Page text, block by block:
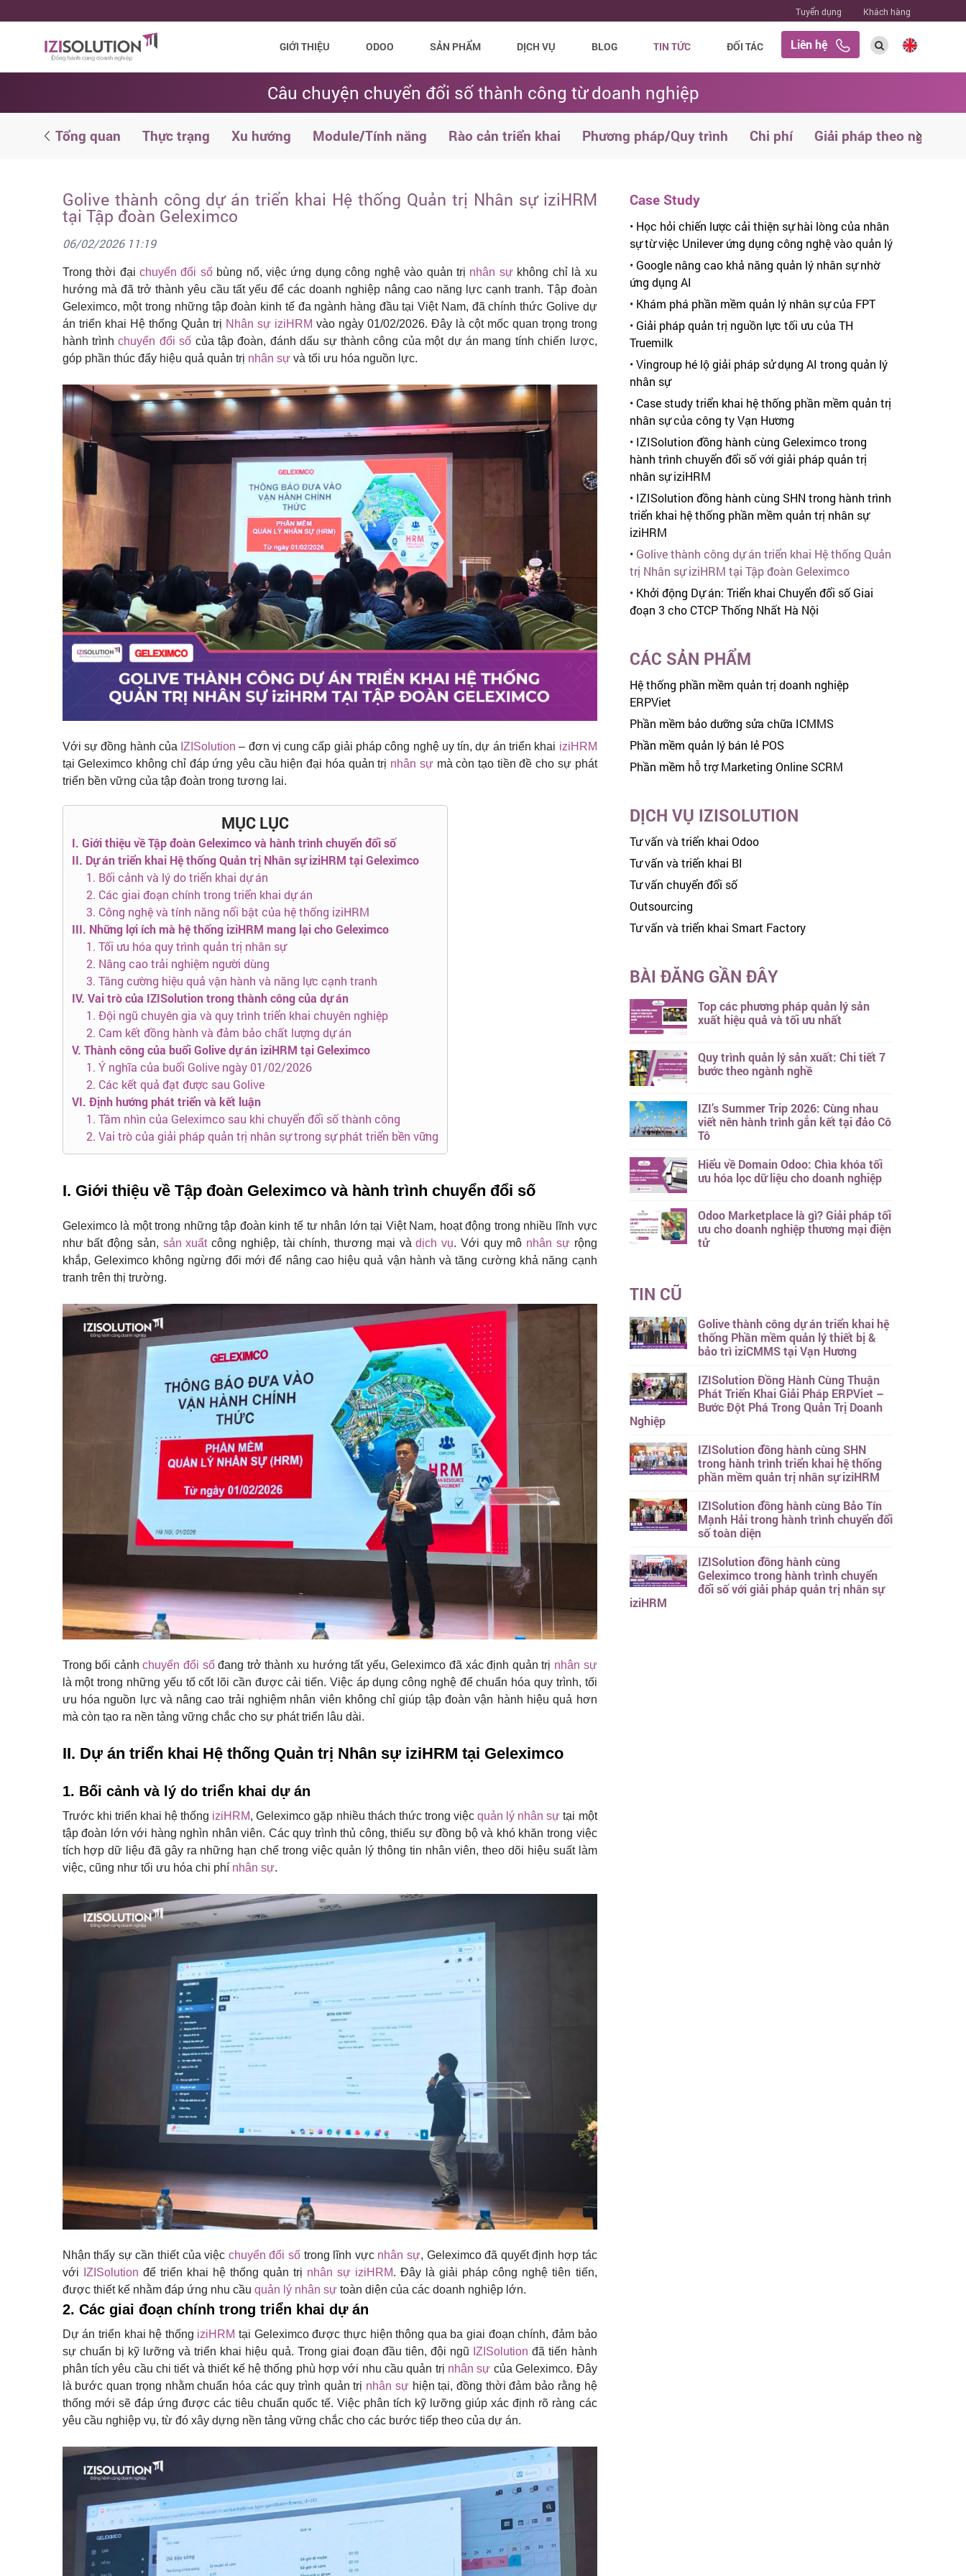
Tuyển dụng Khách hàng
GIỚI THIỆU ODOO SẢN PHẨM DỊCH VỤ BLOG TIN TỨC ĐỐI TÁC Liên hệ
Câu chuyện chuyển đổi số thành công từ doanh nghiệp
Tổng quan Thực trạng Xu hướng Module/Tính năng Rào cản triển khai Phương pháp/Quy trình Chi phí Giải pháp theo ngành
Golive thành công dự án triển khai Hệ thống Quản trị Nhân sự iziHRM
tại Tập đoàn Geleximco
06/02/2026 11:19
Trong thời đại chuyển đổi sốbùng nổ, việc ứng dụng công nghệ vào quản trị nhân sựkhông chỉ là xu
hướng mà đã trở thành yêu cầu tất yếu để các doanh nghiệp nâng cao năng lực cạnh tranh. Tập đoàn
Geleximco, một trong những tập đoàn kinh tế đa ngành hàng đầu tại Việt Nam, đã chính thức Golive dự
án triển khai Hệ thống Quản trị Nhân sự iziHRM vào ngày 01/02/2026. Đây là cột mốc quan trọng trong
hành trìnhchuyển đổi số của tập đoàn, đánh dấu sự thành công của một dự án mang tính chiến lược,
góp phần thúc đẩy hiệu quả quản trị nhân sựvà tối ưu hóa nguồn lực.
Với sự đồng hành của IZISolution – đơn vị cung cấp giải pháp công nghệ uy tín, dự án triển khai iziHRM
tại Geleximco không chỉ đáp ứng yêu cầu hiện đại hóa quản trị nhân sựmà còn tạo tiền đề cho sự phát
triển bền vững của tập đoàn trong tương lai.
MỤC LỤC
I. Giới thiệu về Tập đoàn Geleximco và hành trình chuyển đổi số
II. Dự án triển khai Hệ thống Quản trị Nhân sự iziHRM tại Geleximco
1. Bối cảnh và lý do triển khai dự án
2. Các giai đoạn chính trong triển khai dự án
3. Công nghệ và tính năng nổi bật của hệ thống iziHRM
III. Những lợi ích mà hệ thống iziHRM mang lại cho Geleximco
1. Tối ưu hóa quy trình quản trị nhân sự
2. Nâng cao trải nghiệm người dùng
3. Tăng cường hiệu quả vận hành và năng lực cạnh tranh
IV. Vai trò của IZISolution trong thành công của dự án
1. Đội ngũ chuyên gia và quy trình triển khai chuyên nghiệp
2. Cam kết đồng hành và đảm bảo chất lượng dự án
V. Thành công của buổi Golive dự án iziHRM tại Geleximco
1. Ý nghĩa của buổi Golive ngày 01/02/2026
2. Các kết quả đạt được sau Golive
VI. Định hướng phát triển và kết luận
1. Tầm nhìn của Geleximco sau khi chuyển đổi số thành công
2. Vai trò của giải pháp quản trị nhân sự trong sự phát triển bền vững
I. Giới thiệu về Tập đoàn Geleximco và hành trình chuyển đổi số
Geleximco là một trong những tập đoàn kinh tế tư nhân lớn tại Việt Nam, hoạt động trong nhiều lĩnh vực
như bất động sản, sản xuấtcông nghiệp, tài chính, thương mại vàdịch vụ. Với quy mô nhân sựrộng
khắp, Geleximco không ngừng đổi mới để nâng cao hiệu quả vận hành và tăng cường khả năng cạnh
tranh trên thị trường.
Trong bối cảnhchuyển đổi sốđang trở thành xu hướng tất yếu, Geleximco đã xác định quản trị nhân sự
là một trong những yếu tố cốt lõi cần được cải tiến. Việc áp dụng công nghệ để chuẩn hóa quy trình, tối
ưu hóa nguồn lực và nâng cao trải nghiệm nhân viên không chỉ giúp tập đoàn vận hành hiệu quả hơn
mà còn tạo ra nền tảng vững chắc cho sự phát triển lâu dài.
II. Dự án triển khai Hệ thống Quản trị Nhân sự iziHRM tại Geleximco
1. Bối cảnh và lý do triển khai dự án
Trước khi triển khai hệ thống iziHRM, Geleximco gặp nhiều thách thức trong việcquản lý nhân sự tại một
tập đoàn lớn với hàng nghìn nhân viên. Các quy trình thủ công, thiếu sự đồng bộ và khó khăn trong việc
tích hợp dữ liệu đã gây ra những hạn chế trong việc quản lý thông tin nhân viên, theo dõi hiệu suất làm
việc, cũng như tối ưu hóa chi phí nhân sự.
Nhận thấy sự cần thiết của việc chuyển đổi số trong lĩnh vực nhân sự, Geleximco đã quyết định hợp tác
với
IZISolution để triển khai hệ thống quản trị nhân sự iziHRM. Đây là giải pháp công nghệ tiên tiến,
được thiết kế nhằm đáp ứng nhu cầu quản lý nhân sựtoàn diện của các doanh nghiệp lớn.
2. Các giai đoạn chính trong triển khai dự án
Dự án triển khai hệ thống iziHRM tại Geleximco được thực hiện thông qua ba giai đoạn chính, đảm bảo
sự chuẩn bị kỹ lưỡng và triển khai hiệu quả. Trong giai đoạn đầu tiên, đội ngũ IZISolution đã tiến hành
phân tích yêu cầu chi tiết và thiết kế hệ thống phù hợp với nhu cầu quản trị nhân sự của Geleximco. Đây
là bước quan trọng nhằm chuẩn hóa các quy trình quản trị nhân sựhiện tại, đồng thời đảm bảo rằng hệ
thống mới sẽ đáp ứng được các tiêu chuẩn quốc tế. Việc phân tích kỹ lưỡng giúp xác định rõ ràng các
yêu cầu nghiệp vụ, từ đó xây dựng nền tảng vững chắc cho các bước tiếp theo của dự án.
Case Study
• Học hỏi chiến lược cải thiện sự hài lòng của nhân
sự từ việc Unilever ứng dụng công nghệ vào quản lý
• Google nâng cao khả năng quản lý nhân sự nhờ
ứng dụng AI
• Khám phá phần mềm quản lý nhân sự của FPT
• Giải pháp quản trị nguồn lực tối ưu của TH
Truemilk
•Vingroup hé lộ giải pháp sử dụng AI trong quản lý
nhân sự
• Case study triển khai hệ thống phần mềm quản trị
nhân sự của công ty Vạn Hương
• IZISolution đồng hành cùng Geleximco trong
hành trình chuyển đổi số với giải pháp quản trị
nhân sự iziHRM
• IZISolution đồng hành cùng SHN trong hành trình
triển khai hệ thống phần mềm quản trị nhân sự
iziHRM
• Golive thành công dự án triển khai Hệ thống Quản
trị Nhân sự iziHRM tại Tập đoàn Geleximco
• Khởi động Dự án: Triển khai Chuyển đổi số Giai
đoạn 3 cho CTCP Thống Nhất Hà Nội
CÁC SẢN PHẨM
Hệ thống phần mềm quản trị doanh nghiệp
ERPViet
Phần mềm bảo dưỡng sửa chữa ICMMS
Phần mềm quản lý bán lẻ POS
Phần mềm hỗ trợ Marketing Online SCRM
DỊCH VỤ IZISOLUTION
Tư vấn và triển khai Odoo
Tư vấn và triển khai BI
Tư vấn chuyển đổi số
Outsourcing
Tư vấn và triển khai Smart Factory
BÀI ĐĂNG GẦN ĐÂY
Top các phương pháp quản lý sản
xuất hiệu quả và tối ưu nhất
Quy trình quản lý sản xuất: Chi tiết 7
bước theo ngành nghề
IZI’s Summer Trip 2026: Cùng nhau
viết nên hành trình gắn kết tại đảo Cô
Tô
Hiểu về Domain Odoo: Chìa khóa tối
ưu hóa lọc dữ liệu cho doanh nghiệp
Odoo Marketplace là gì? Giải pháp tối
ưu cho doanh nghiệp thương mại điện
tử
TIN CŨ
Golive thành công dự án triển khai hệ
thống Phần mềm quản lý thiết bị &
bảo trì iziCMMS tại Vạn Hương
IZISolution Đồng Hành Cùng Thuận
Phát Triển Khai Giải Pháp ERPViet –
Bước Đột Phá Trong Quản Trị Doanh
Nghiệp
IZISolution đồng hành cùng SHN
trong hành trình triển khai hệ thống
phần mềm quản trị nhân sự iziHRM
IZISolution đồng hành cùng Bảo Tín
Mạnh Hải trong hành trình chuyển đổi
số toàn diện
IZISolution đồng hành cùng
Geleximco trong hành trình chuyển
đổi số với giải pháp quản trị nhân sự
iziHRM